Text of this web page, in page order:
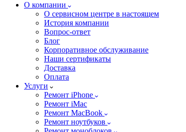
О компании
О сервисном центре в настоящем
История компании
Вопрос-ответ
Блог
Корпоративное обслуживание
Наши сертификаты
Доставка
Оплата
Услуги
Ремонт iPhone
Ремонт iMac
Ремонт MacBook
Ремонт ноутбуков